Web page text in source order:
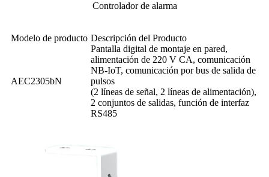
Controlador de alarma
Modelo de producto Descripción del Producto
AEC2305bN
Pantalla digital de montaje en pared,
alimentación de 220 V CA, comunicación
NB-IoT, comunicación por bus de salida de
pulsos
(2 líneas de señal, 2 líneas de alimentación),
2 conjuntos de salidas, función de interfaz
RS485